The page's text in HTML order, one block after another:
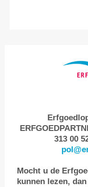
313 00
Mocht u de
kunnen lezen,